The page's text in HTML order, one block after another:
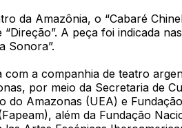
da Amazônia, o “Cabaré
“Direção”. A peça foi indicada
Sonora”.
a companhia de teatro
por meio da Secretaria de
do Amazonas (UEA) e
além da Fundação